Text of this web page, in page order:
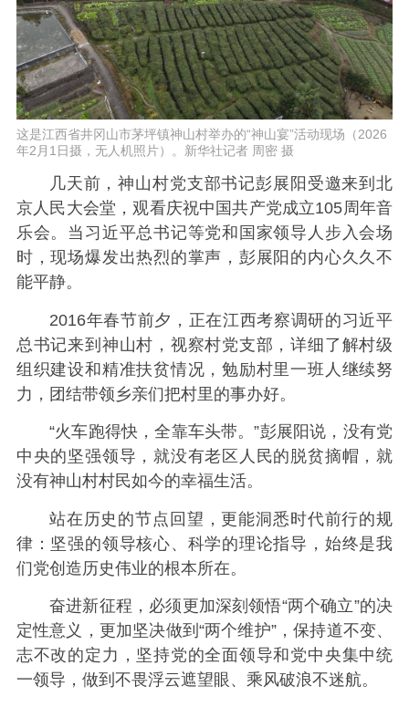
这是江西省井冈山市茅坪镇神山村举办的“神山宴”活动现场（2026
年2月1日摄，无人机照片）。新华社记者 周密 摄
几天前，神山村党支部书记彭展阳受邀来到北
京人民大会堂，观看庆祝中国共产党成立105周年音
乐会。当习近平总书记等党和国家领导人步入会场
时，现场爆发出热烈的掌声，彭展阳的内心久久不
能平静。
2016年春节前夕，正在江西考察调研的习近平
总书记来到神山村，视察村党支部，详细了解村级
组织建设和精准扶贫情况，勉励村里一班人继续努
力，团结带领乡亲们把村里的事办好。
“火车跑得快，全靠车头带。”彭展阳说，没有党
中央的坚强领导，就没有老区人民的脱贫摘帽，就
没有神山村村民如今的幸福生活。
站在历史的节点回望，更能洞悉时代前行的规
律：坚强的领导核心、科学的理论指导，始终是我
们党创造历史伟业的根本所在。
奋进新征程，必须更加深刻领悟“两个确立”的决
定性意义，更加坚决做到“两个维护”，保持道不变、
志不改的定力，坚持党的全面领导和党中央集中统
一领导，做到不畏浮云遮望眼、乘风破浪不迷航。